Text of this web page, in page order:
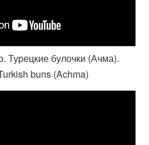
Турецкие булочки (Ачма).
buns (Achma)